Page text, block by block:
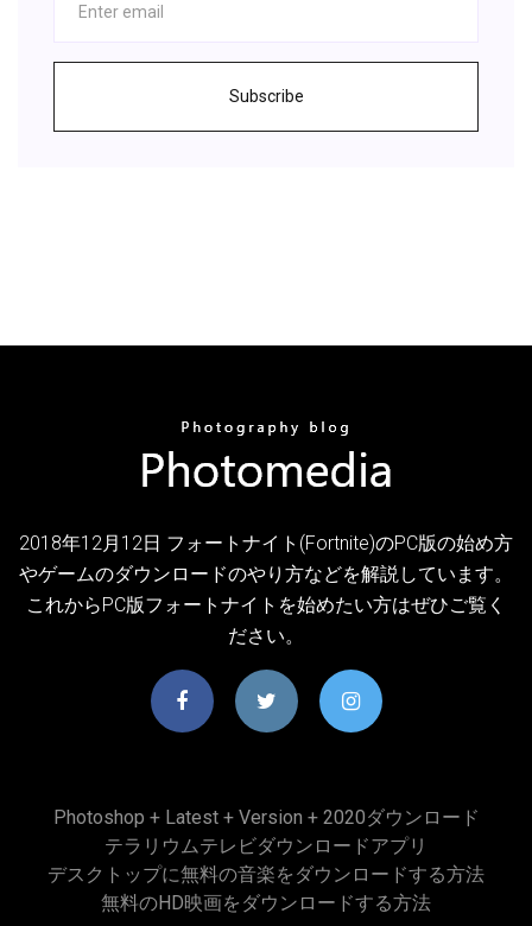
Subscribe
2018年12月12日 フォートナイト(Fortnite)のPC版の始め方
やゲームのダウンロードのやり方などを解説しています。
これからPC版フォートナイトを始めたい方はぜひご覧く
ださい。
Photoshop + Latest + Version + 2020ダウンロード
テラリウムテレビダウンロードアプリ
デスクトップに無料の音楽をダウンロードする方法
無料のHD映画をダウンロードする方法